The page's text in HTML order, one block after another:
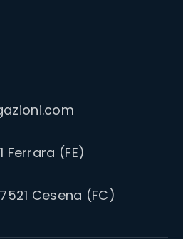
Ferrara (FE)
Cesena (FC)